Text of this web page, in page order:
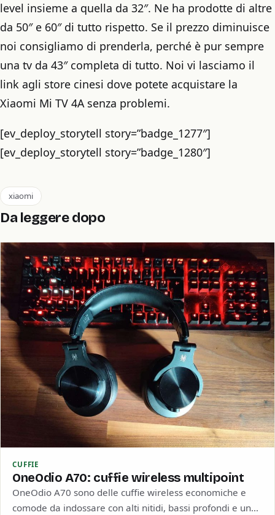
level insieme a quella da 32″. Ne ha prodotte di altre
da 50″ e 60″ di tutto rispetto. Se il prezzo diminuisce
noi consigliamo di prenderla, perché è pur sempre
una tv da 43″ completa di tutto. Noi vi lasciamo il
link agli store cinesi dove potete acquistare la
Xiaomi Mi TV 4A senza problemi.
[ev_deploy_storytell story=”badge_1277″]
[ev_deploy_storytell story=”badge_1280″]
xiaomi
Da leggere dopo
CUFFIE
OneOdio A70: cuffie wireless multipoint
OneOdio A70 sono delle cuffie wireless economiche e
comode da indossare con alti nitidi, bassi profondi e una